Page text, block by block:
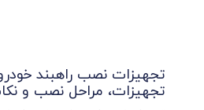
تجهیزات نصب راهبند
تجهیزات، مراحل نصب و